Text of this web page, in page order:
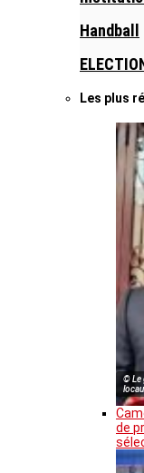
Handball
Les plus
© Le
de